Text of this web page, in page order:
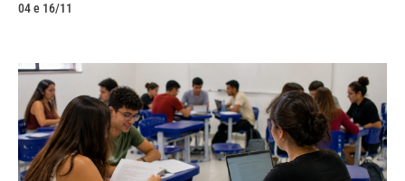
04 e 16/11